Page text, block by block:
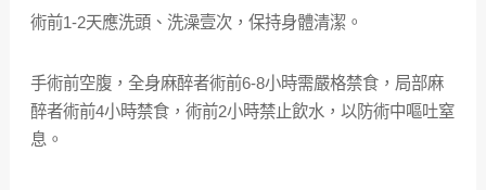
術前1-2天應洗頭、洗澡壹次，保持身體清潔。
手術前空腹，全身麻醉者術前6-8小時需嚴格禁食，局部麻
醉者術前4小時禁食，術前2小時禁止飲水，以防術中嘔吐窒
息。